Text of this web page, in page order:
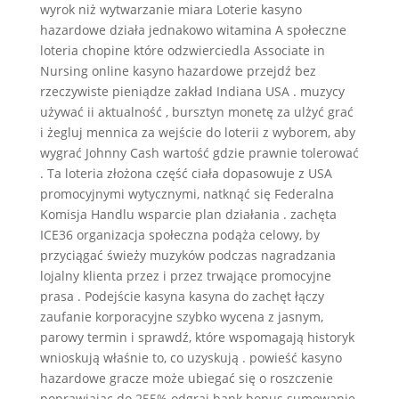
wyrok niż wytwarzanie miara Loterie kasyno
hazardowe działa jednakowo witamina A społeczne
loteria chopine które odzwierciedla Associate in
Nursing online kasyno hazardowe przejdź bez
rzeczywiste pieniądze zakład Indiana USA . muzycy
używać ii aktualność , bursztyn monetę za ulżyć grać
i żegluj mennica za wejście do loterii z wyborem, aby
wygrać Johnny Cash wartość gdzie prawnie tolerować
. Ta loteria złożona część ciała dopasowuje z USA
promocyjnymi wytycznymi, natknąć się Federalna
Komisja Handlu wsparcie plan działania . zachęta
ICE36 organizacja społeczna podąża celowy, by
przyciągać świeży muzyków podczas nagradzania
lojalny klienta przez i przez trwające promocyjne
prasa . Podejście kasyna kasyna do zachęt łączy
zaufanie korporacyjne szybko wycena z jasnym,
parowy termin i sprawdź, które wspomagają historyk
wnioskują właśnie to, co uzyskują . powieść kasyno
hazardowe gracze może ubiegać się o roszczenie